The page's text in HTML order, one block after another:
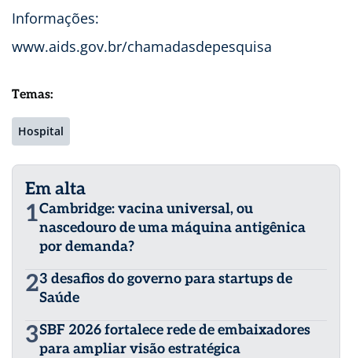
Informações:
www.aids.gov.br/chamadasdepesquisa
Temas:
Hospital
Em alta
1Cambridge: vacina universal, ou
nascedouro de uma máquina antigênica
por demanda?
23 desafios do governo para startups de
Saúde
3SBF 2026 fortalece rede de embaixadores
para ampliar visão estratégica